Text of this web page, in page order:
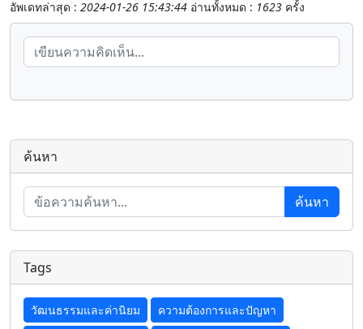
อัพเดทล่าสุด : 2024-01-26 15:43:44 อ่านทั้งหมด : 1623 ครั้ง
ค้นหา
ค้นหา
Tags
วัฒนธรรมและค่านิยม
ความต้องการและปัญหา